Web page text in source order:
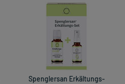
Spenglersan Erkältungs-